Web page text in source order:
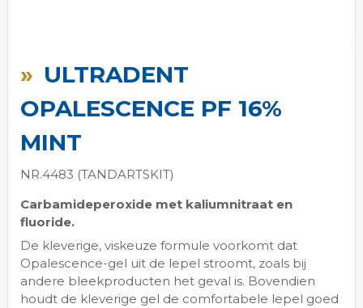
ULTRADENT
OPALESCENCE PF 16%
MINT
NR.4483 (TANDARTSKIT)
Carbamideperoxide met kaliumnitraat en
fluoride.
De kleverige, viskeuze formule voorkomt dat
Opalescence-gel uit de lepel stroomt, zoals bij
andere bleekproducten het geval is. Bovendien
houdt de kleverige gel de comfortabele lepel goed
het
van
afbeeldingen-